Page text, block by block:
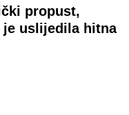
propust,
uslijedila hitna